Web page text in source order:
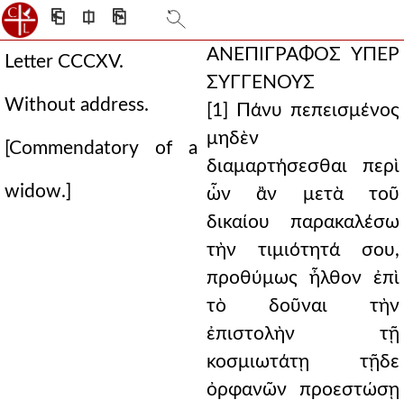
⎗ ⎅ ⎘
Letter CCCXV.
Without address.
[Commendatory of a
widow.]
ΑΝΕΠΙΓΡΑΦΟΣ ΥΠΕΡ
ΣΥΓΓΕΝΟΥΣ
[1] Πάνυ πεπεισμένος
μηδὲν
διαμαρτήσεσθαι περὶ
ὧν ἂν μετὰ τοῦ
δικαίου παρακαλέσω
τὴν τιμιότητά σου,
προθύμως ἦλθον ἐπὶ
τὸ δοῦναι τὴν
ἐπιστολὴν τῇ
κοσμιωτάτῃ τῇδε
ὀρφανῶν προεστώσῃ